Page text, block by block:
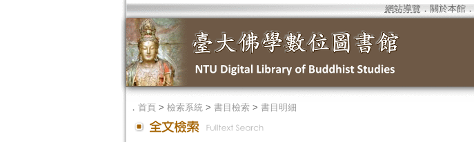
網站導覽 ． 關於本館．
． 首頁> 檢索系統> 書目檢索> 書目明細